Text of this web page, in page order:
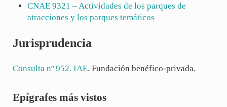
CNAE9321 – Actividades de los parques de
atracciones y los parques temáticos
Jurisprudencia
Consulta nº 952. IAE. Fundación benéfico-privada.
Sidebar
Epígrafes más vistos